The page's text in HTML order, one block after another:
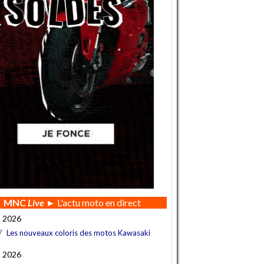
MNCLive► L'actu moto en direct
2026
Les nouveaux coloris des motos Kawasaki
2026